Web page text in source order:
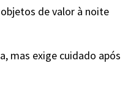
de valor à noite
mas exige cuidado após